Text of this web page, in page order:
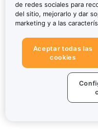
de redes sociales para
del sitio, mejorarlo y dar
marketing y a las
Aceptar todas las
cookies